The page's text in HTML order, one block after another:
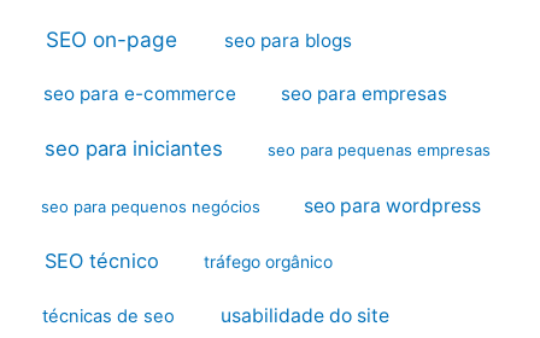
SEO on-page seo para blogs
seo para e-commerce seo para empresas
seo para iniciantes seo para pequenas empresas
seo para pequenos negócios seo para wordpress
SEO técnico tráfego orgânico
técnicas de seo usabilidade do site